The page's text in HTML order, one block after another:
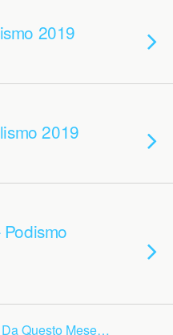
2019
2019
Questo Mese…